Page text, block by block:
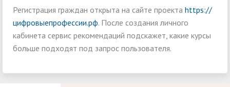
Регистрация граждан открыта на сайте проекта https://
цифровыепрофессии.рф. После создания личного
кабинета сервис рекомендаций подскажет, какие курсы
больше подходят под запрос пользователя.